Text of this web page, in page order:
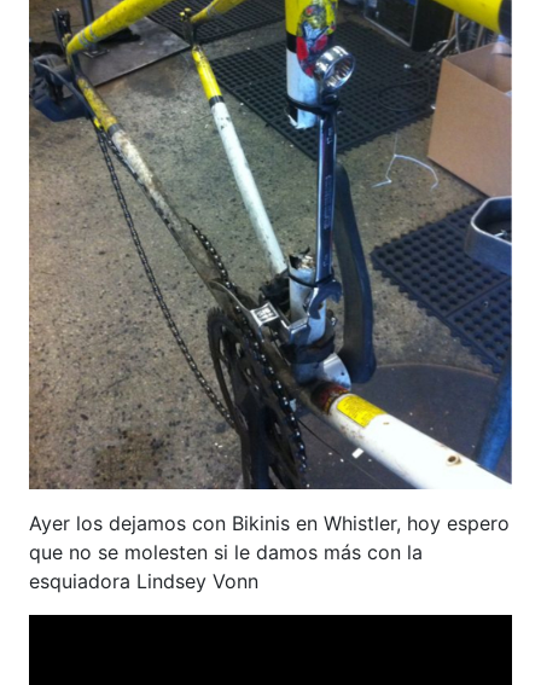
Ayer los dejamos con Bikinis en Whistler, hoy espero
que no se molesten si le damos más con la
esquiadora Lindsey Vonn